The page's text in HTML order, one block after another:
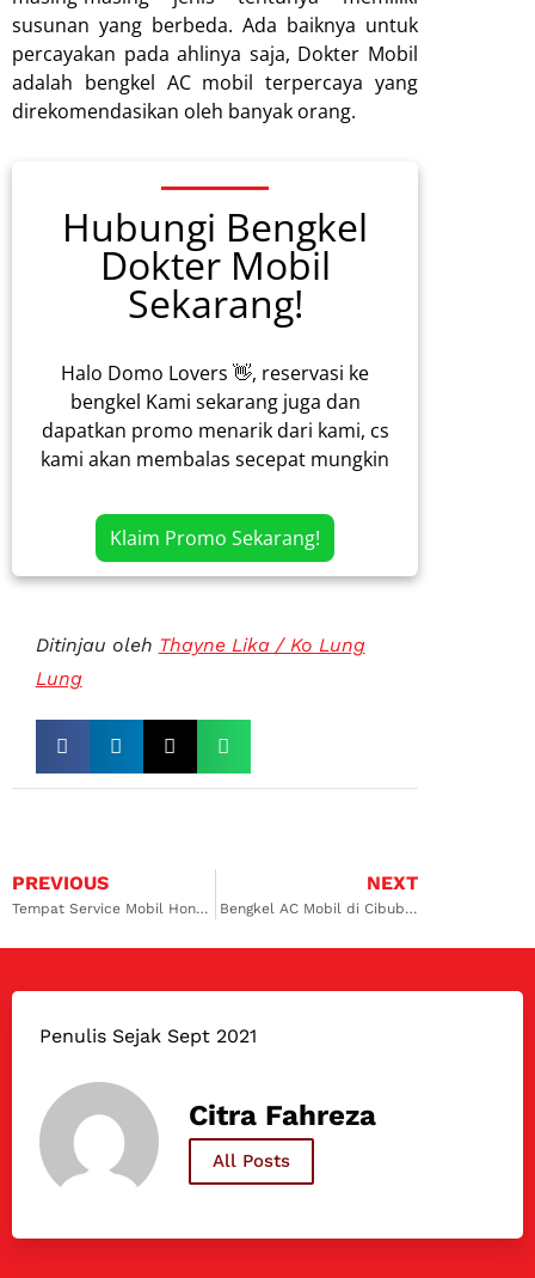
susunan yang berbeda. Ada baiknya untuk
percayakan pada ahlinya saja, Dokter Mobil
adalah bengkel AC mobil terpercaya yang
direkomendasikan oleh banyak orang.
Hubungi Bengkel
Dokter Mobil
Sekarang!
Halo Domo Lovers 👋, reservasi ke
bengkel Kami sekarang juga dan
dapatkan promo menarik dari kami, cs
kami akan membalas secepat mungkin
Klaim Promo Sekarang!
Ditinjau oleh Thayne Lika / Ko Lung
Lung
PREVIOUS
Tempat Service Mobil Honda di Cibubur
NEXT
Bengkel AC Mobil di Cibubur yang Bagus
Penulis Sejak Sept 2021
Citra Fahreza
All Posts